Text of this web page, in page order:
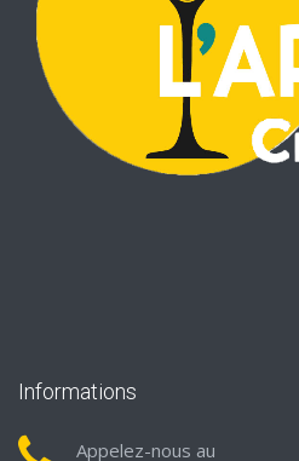
Informations
Appelez-nous au